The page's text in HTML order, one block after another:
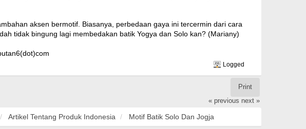
aksen bermotif. Biasanya, perbedaan gaya ini tercermin dari cara
tidak bingung lagi membedakan batik Yogya dan Solo kan? (Mariany)
Logged
Print
« previous next »
Artikel Tentang Produk Indonesia Motif Batik Solo Dan Jogja